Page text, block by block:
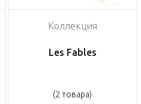
Коллекция
Les Fables
(2 товара)